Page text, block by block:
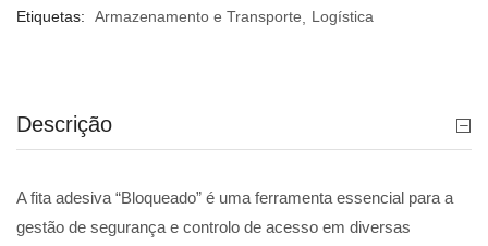
Etiquetas:
Armazenamento e Transporte Logística
Descrição
A fita adesiva “Bloqueado” é uma ferramenta essencial para a
gestão de segurança e controlo de acesso em diversas